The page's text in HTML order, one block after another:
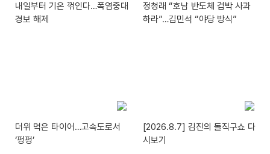
내일부터 기온 꺾인다…폭염중대
경보 해제
정청래 “호남 반도체 겁박 사과
하라”…김민석 “야당 방식”
더위 먹은 타이어…고속도로서
‘펑펑’
[2026.8.7] 김진의 돌직구쇼 다
시보기